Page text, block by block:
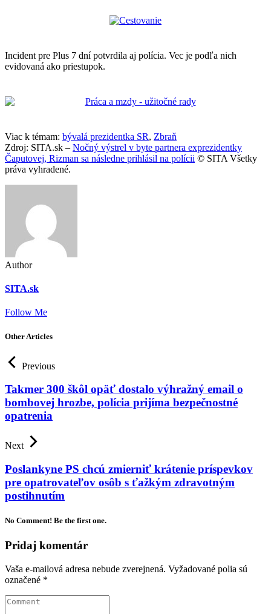
Incident pre Plus 7 dní potvrdila aj polícia. Vec je podľa nich
evidovaná ako priestupok.
Viac k témam: bývalá prezidentka SR, Zbraň
Zdroj: SITA.sk – Nočný výstrel v byte partnera exprezidentky
Čaputovej, Rizman sa následne prihlásil na polícii © SITA Všetky
práva vyhradené.
Author
SITA.sk
Follow Me
Other Articles
Previous
Takmer 300 škôl opäť dostalo výhražný email o
bombovej hrozbe, polícia prijíma bezpečnostné
opatrenia
Next
Poslankyne PS chcú zmierniť krátenie príspevkov
pre opatrovateľov osôb s ťažkým zdravotným
postihnutím
No Comment! Be the first one.
Pridaj komentár
Vaša e-mailová adresa nebude zverejnená. Vyžadované polia sú
označené *